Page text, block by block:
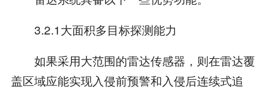
3.2.1大面积多目标探测能力
如果采用大范围的雷达传感器，则在雷达覆
盖区域应能实现入侵前预警和入侵后连续式追